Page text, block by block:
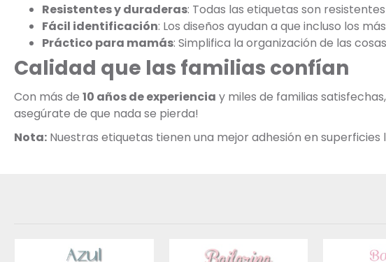
Resistentes y duraderas: Todas las etiquetas son
Fácil identificación: Los diseños ayudan a que incluso los
Práctico para mamás: Simplifica la organización de las
Calidad que las familias confían
Con más de 10 años de experiencia y miles de familias
asegúrate de que nada se pierda!
Nota: Nuestras etiquetas tienen una mejor adhesión en superficies